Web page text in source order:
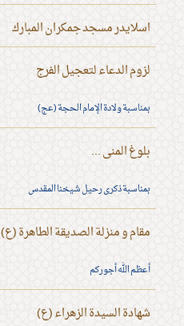
اسلايدر مسجد جمكران المبارك
لزوم الدعاء لتعجيل الفرج
بمناسبة ولادة الإمام الحجة (عج)
بلوغ المنى ...
بمناسبة ذكرى رحيل شيخنا المقدس
مقام و منزلة الصديقة الطاهرة (ع)
أعظم الله أجوركم
شهادة السيدة الزهراء (ع)